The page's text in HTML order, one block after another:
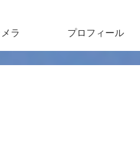
ラ プロフィール